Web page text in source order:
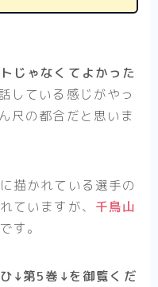
じゃなくてよかった
ている感じがやっ
尺の都合だと思いま
描かれている選手の
ていますが、 千鳥山
です。
↓第5巻↓を御覧くだ